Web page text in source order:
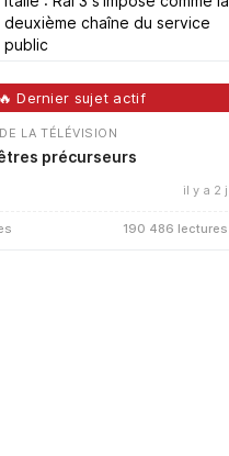
deuxième chaîne du service
public
🔥 Dernier sujet actif
LA TÉLÉVISION
précurseurs
il y a 2 j
190 486 lectures